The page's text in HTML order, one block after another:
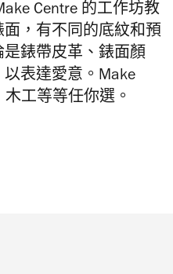
Centre 的工作坊教
，有不同的底紋和預
錶帶皮革、錶面顏
表達愛意。Make
工等等任你選。